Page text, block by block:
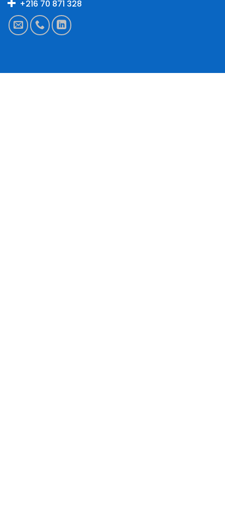
+216 70 871 328